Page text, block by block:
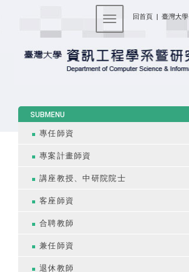
回首頁 | 臺灣大學
Toggle navigation
SUBMENU
專任師資
專案計畫師資
講座教授、中研院院士
客座師資
合聘教師
兼任師資
退休教師